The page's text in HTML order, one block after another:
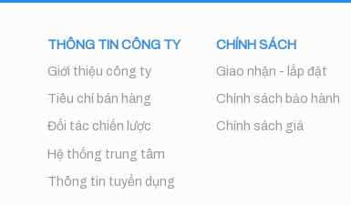
THÔNG TIN CÔNG TY
Giới thiệu công ty
Tiêu chí bán hàng
Đối tác chiến lược
Hệ thống trung tâm
Thông tin tuyển dụng
CHÍNH SÁCH
Giao nhận - lắp đặt
Chính sách bảo hành
Chính sách giá